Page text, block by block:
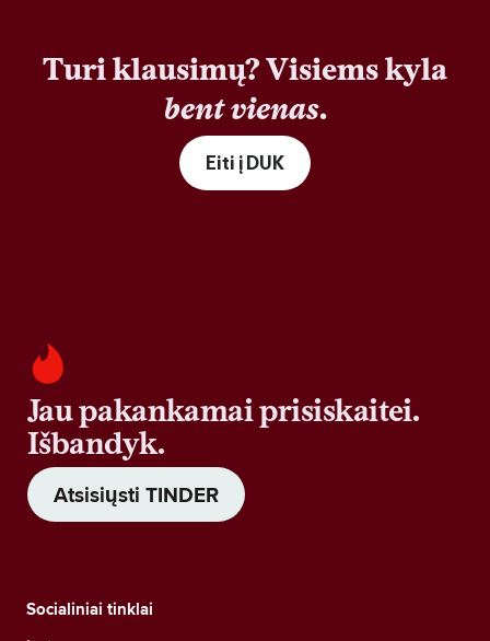
Turi klausimų? Visiems kyla
bent vienas.
Eiti į DUK
Jau pakankamai prisiskaitei.
Išbandyk.
Atsisiųsti TINDER
Socialiniai tinklai